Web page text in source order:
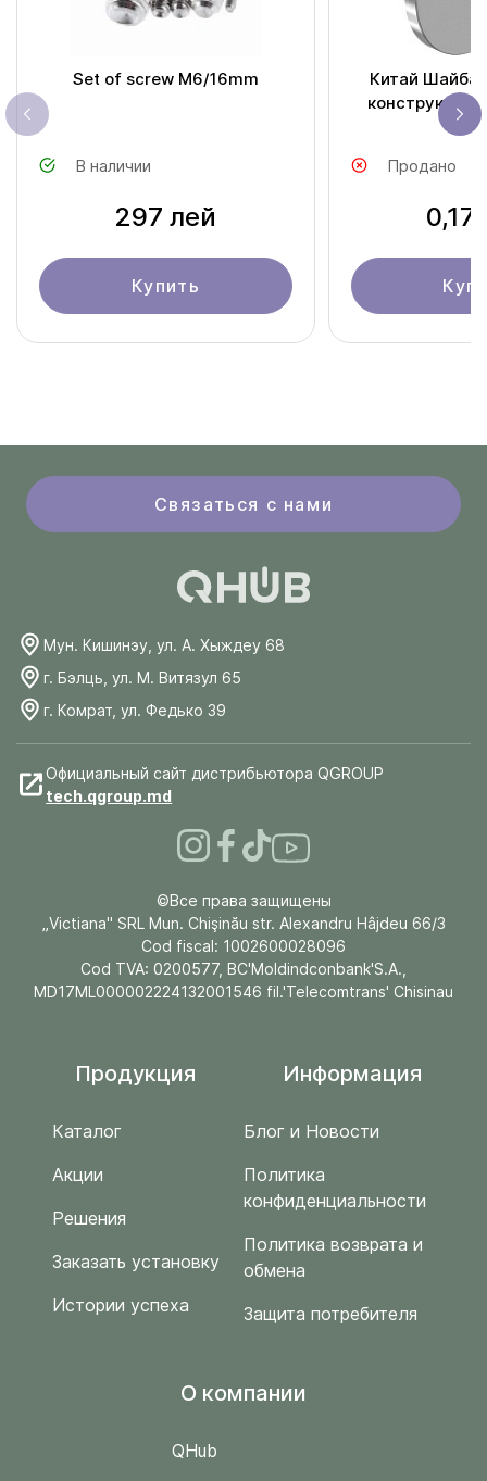
Set of screw M6/16mm
В наличии
297 лей
Купить
Китай Шайба
конструкций
Продано
0,17
Связаться с нами
Мун. Кишинэу, ул. А. Хыждеу 68
г. Бэлць, ул. М. Витязул 65
г. Комрат, ул. Федько 39
Официальный сайт дистрибьютора QGROUP
tech.qgroup.md
©Все права защищены
„Victiana" SRL Mun. Chişinău str. Alexandru Hâjdeu 66/3
Cod fiscal: 1002600028096
Cod TVA: 0200577, BC'Moldindconbank'S.A.,
MD17ML000002224132001546 fil.'Telecomtrans' Chisinau
Продукция
Каталог
Акции
Решения
Заказать установку
Истории успеха
Информация
Блог и Новости
Политика
конфиденциальности
Политика возврата и
обмена
Защита потребителя
O компании
QHub